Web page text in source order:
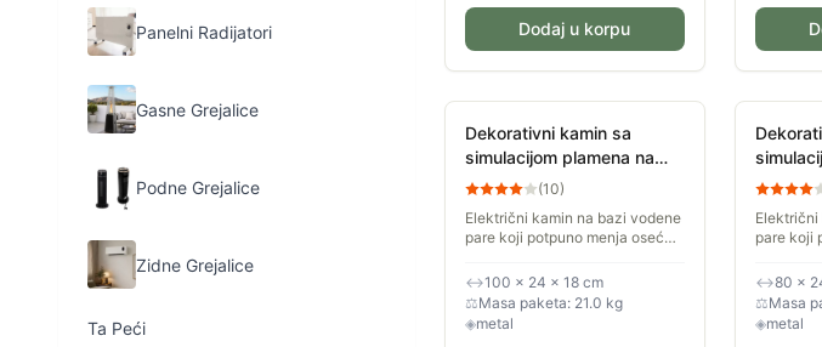
Panelni Radijatori
Gasne Grejalice
Podne Grejalice
Zidne Grejalice
Ta Peći
Dodaj u korpu
Dekorativni kamin sa
simulacijom plamena na
vodenu paru Bez grejanja
(10)
Električni kamin na bazi vodene
pare koji potpuno menja osećaj
isparivač koji pretvara vodu u
finu maglu, stvarajući...
↔100 × 24 × 18 cm
⚖Masa paketa: 21.0 kg
◈metal
vodenu
pare koji
isparivač
finu
↔80 ×
⚖Masa
◈metal